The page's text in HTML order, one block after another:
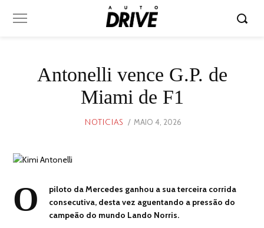
Antonelli vence G.P. de
Miami de F1
NOTICIAS
POSTED
MAIO 4, 2026
O
piloto da Mercedes ganhou a sua terceira corrida
consecutiva, desta vez aguentando a pressão do
campeão do mundo Lando Norris.